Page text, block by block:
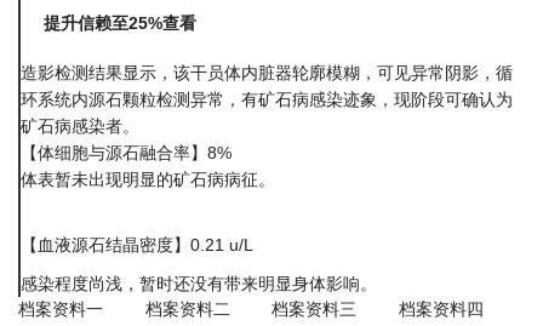
提升信赖至25%查看
造影检测结果显示，该干员体内脏器轮廓模糊，可见异常阴影，循
环系统内源石颗粒检测异常，有矿石病感染迹象，现阶段可确认为
矿石病感染者。
【体细胞与源石融合率】8%
体表暂未出现明显的矿石病病征。
【血液源石结晶密度】0.21 u/L
感染程度尚浅，暂时还没有带来明显身体影响。
档案资料一
档案资料二 档案资料三 档案资料四